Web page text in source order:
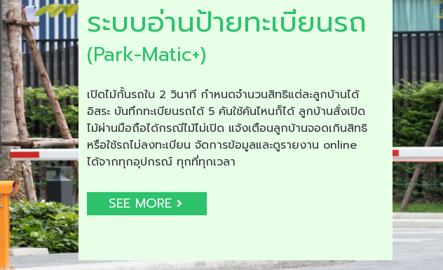
ระบบอ่านป้ายทะเบียนรถ
(Park-Matic+)
เปิดไม้กั้นรถใน 2 วินาที กำหนดจำนวนสิทธิแต่ละลูกบ้านได้
อิสระ บันทึกทะเบียนรถได้ 5 คันใช้คันไหนก็ได้ ลูกบ้านสั่งเปิด
ไม้ผ่านมือถือได้กรณีไม้ไม่เปิด แจ้งเตือนลูกบ้านจอดเกินสิทธิ
หรือใช้รถไม่ลงทะเบียน จัดการข้อมูลและดูรายงาน online
ได้จากทุกอุปกรณ์ ทุกที่ทุกเวลา
SEE MORE